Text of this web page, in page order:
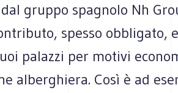
gruppo spagnolo Nh
spesso obbligato,
palazzi per motivi
alberghiera. Così è ad